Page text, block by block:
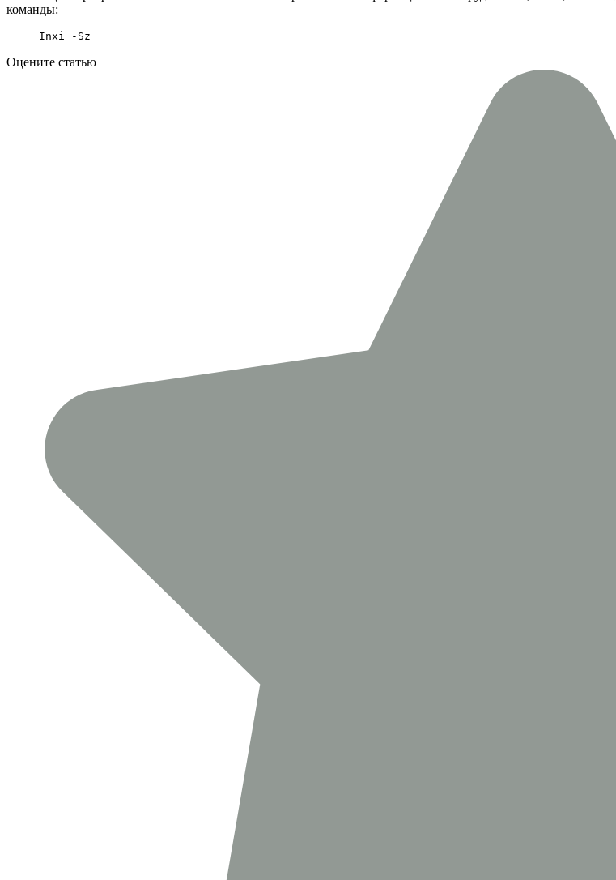
команды:
Inxi -Sz
Оцените статью